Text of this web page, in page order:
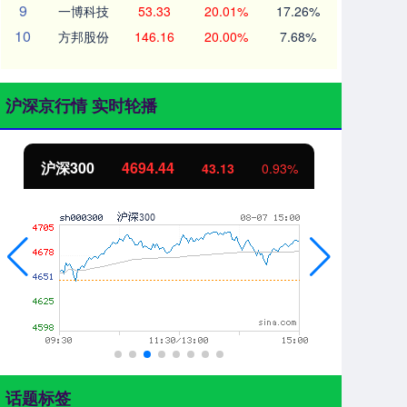
9 一博科技 53.33 20.01% 17.26%
10 方邦股份 146.16 20.00% 7.68%
沪深京行情 实时轮播
北证50 1134.24 11.37 1.01%
话题标签